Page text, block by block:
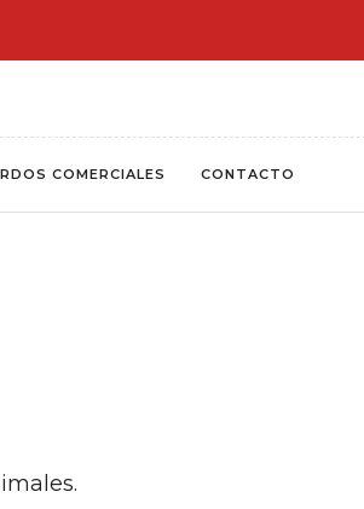
COMERCIALES CONTACTO